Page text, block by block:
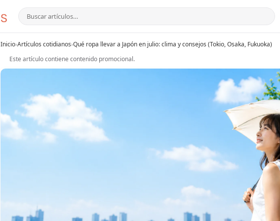
Inicio›Artículos cotidianos›Qué ropa llevar a Japón en julio: clima y consejos (Tokio, Osaka, Fukuoka)
Este artículo contiene contenido promocional.